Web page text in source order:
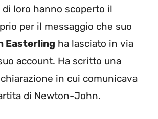
loro hanno scoperto il
per il messaggio che suo
Easterling ha lasciato in via
account. Ha scritto una
in cui comunicava
di Newton-John.